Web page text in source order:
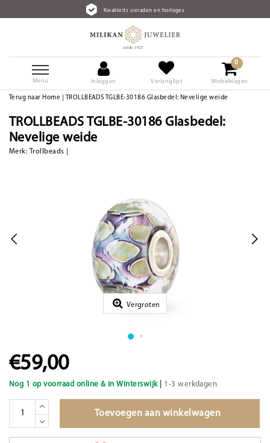
Kwaliteits sieraden en horloges
Menu Inloggen Verlanglijst
0
Winkelwagen
Terug naar Home TROLLBEADS TGLBE-30186 Glasbedel: Nevelige weide
TROLLBEADS TGLBE-30186 Glasbedel:
Nevelige weide
Merk: Trollbeads
Vergroten
€59,00
Nog 1 op voorraad online & in Winterswijk| 1-3 werkdagen
Toevoegen aan winkelwagen